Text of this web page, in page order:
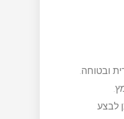
ובטוחה.
לבצע